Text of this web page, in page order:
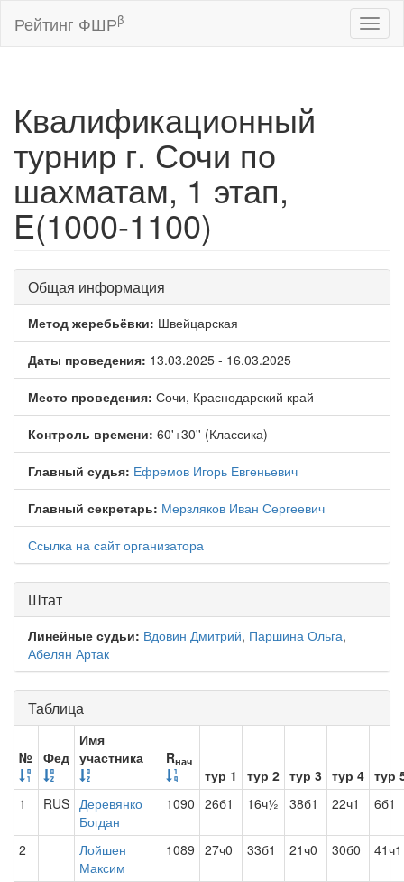
Рейтинг ФШРβ
Квалификационный
турнир г. Сочи по
шахматам, 1 этап,
E(1000-1100)
Общая информация
Метод жеребьёвки: Швейцарская
Даты проведения: 13.03.2025 - 16.03.2025
Место проведения: Сочи, Краснодарский край
Контроль времени: 60'+30'' (Классика)
Главный судья: Ефремов Игорь Евгеньевич
Главный секретарь: Мерзляков Иван Сергеевич
Ссылка на сайт организатора
Штат
Линейные судьи: Вдовин Дмитрий, Паршина Ольга,
Абелян Артак
Таблица
№ Фед
Имя
участника
Rнач
тур 1 тур 2 тур 3 тур 4 тур
1
RUS Деревянко
Богдан
1090 26б1 16ч½ 38б1 22ч1 6б1
2
Лойшен
Максим
1089 27ч0 33б1 21ч0 30б0 41ч1